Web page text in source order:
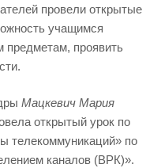
провели открытые
учащимся
предметам, проявить
Мацкевич Мария
открытый урок по
телекоммуникаций» по
каналов (ВРК)».